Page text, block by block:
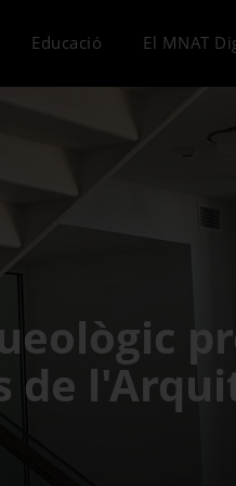
Educació El MNAT
de